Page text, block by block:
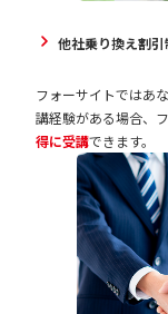
他社乗り換え割引
フォーサイトではあ
講経験がある場合、
得に受講できます。